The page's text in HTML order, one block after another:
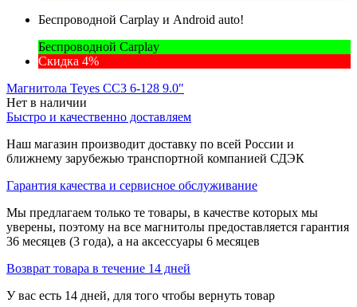
Беспроводной Carplay и Android auto!
Беспроводной Carplay
Скидка 4%
Магнитола Teyes CC3 6-128 9.0"
Нет в наличии
Быстро и качественно доставляем
Наш магазин производит доставку по всей России и
ближнему зарубежью транспортной компанией СДЭК
Гарантия качества и сервисное обслуживание
Мы предлагаем только те товары, в качестве которых мы
уверены, поэтому на все магнитолы предоставляется гарантия
36 месяцев (3 года), а на аксессуары 6 месяцев
Возврат товара в течение 14 дней
У вас есть 14 дней, для того чтобы вернуть товар